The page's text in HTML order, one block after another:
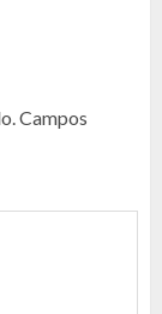
Campos